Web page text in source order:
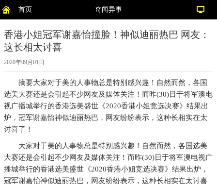
首页 奇闻异事
香港小姐冠军谢嘉怡撞脸！神似迪丽热巴 网友：
这长相太讨喜
2020年09月01日
摘要大家对于美的人事物总是特别感兴趣！自然而然，各国
选美大赛还是会引起不少网友及媒体关注！而昨(30)日于将军澳电
视广播城举行的香港选美盛世《2020香港小姐竞选决赛》结果出
炉，冠军谢嘉怡神似迪丽热巴，网友纷纷表示，这种长相实在太
讨喜了！
大家对于美的人事物总是特别感兴趣！自然而然，各国选美
大赛还是会引起不少网友及媒体关注！而昨(30)日于将军澳电视广
播城举行的香港选美盛世《2020香港小姐竞选决赛》结果出炉，
冠军谢嘉怡神似迪丽热巴，网友纷纷表示，这种长相实在太讨喜